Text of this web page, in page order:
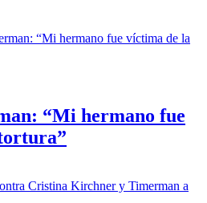
“Mi hermano fue